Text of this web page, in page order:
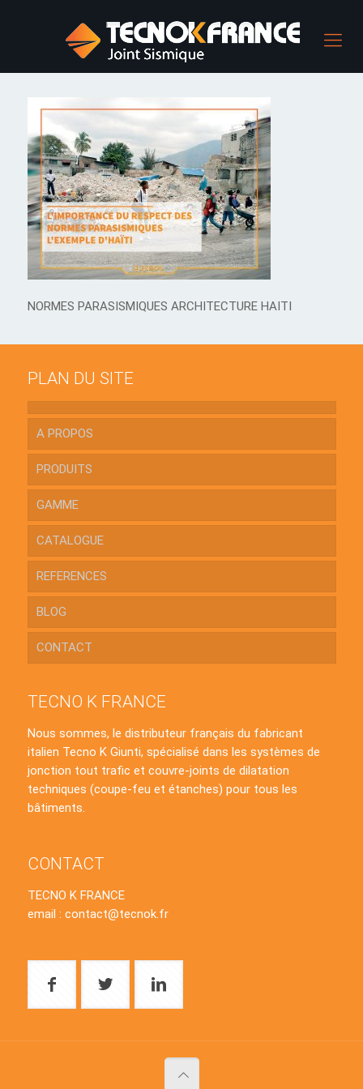
NORMES PARASISMIQUES ARCHITECTURE HAITI
PLAN DU SITE
A PROPOS
PRODUITS
GAMME
CATALOGUE
REFERENCES
BLOG
CONTACT
TECNO K FRANCE
Nous sommes, le distributeur français du fabricant
italien Tecno K Giunti, spécialisé dans les systèmes de
jonction tout trafic et couvre-joints de dilatation
techniques (coupe-feu et étanches) pour tous les
bâtiments.
CONTACT
TECNO K FRANCE
email : contact@tecnok.fr